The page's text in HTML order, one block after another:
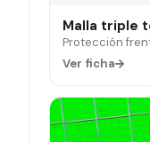
Malla triple
Protección
Ver ficha